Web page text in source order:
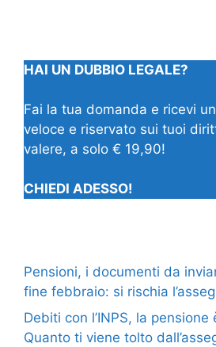
HAI UN DUBBIO LEGALE?
Fai la tua domanda e ricevi
veloce e riservato sui tuoi
valere, a solo € 19,90!
CHIEDI ADESSO!
Pensioni, i documenti da
fine febbraio: si rischia
Debiti con l’INPS, la pensione
Quanto ti viene tolto